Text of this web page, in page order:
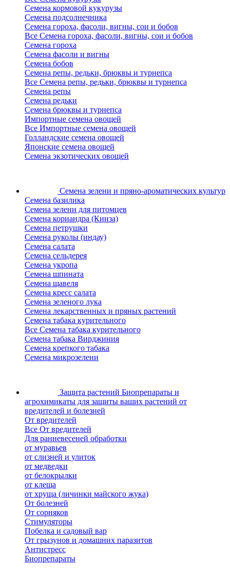
Семена кормовой кукурузы
Семена подсолнечника
Семена гороха, фасоли, вигны, сои и бобов
Все Семена гороха, фасоли, вигны, сои и бобов
Семена гороха
Семена фасоли и вигны
Семена бобов
Семена репы, редьки, брюквы и турнепса
Все Семена репы, редьки, брюквы и турнепса
Семена репы
Семена редьки
Семена брюквы и турнепса
Импортные семена овощей
Все Импортные семена овощей
Голландские семена овощей
Японские семена овощей
Семена экзотических овощей
Семена зелени и пряно-ароматических культур
Семена базилика
Семена зелени для питомцев
Семена кориандра (Кинза)
Семена петрушки
Семена руколы (индау)
Семена салата
Семена сельдерея
Семена укропа
Семена шпината
Семена щавеля
Семена кресс салата
Семена зеленого лука
Семена лекарственных и пряных растений
Семена табака курительного
Все Семена табака курительного
Семена табака Вирджиния
Семена крепкого табака
Семена микрозелени
Защита растений Биопрепараты и
агрохимикаты для защиты ваших растений от
вредителей и болезней
От вредителей
Все От вредителей
Для ранневесеней обработки
от муравьев
от слизней и улиток
от медведки
от белокрылки
от клеща
от хруща (личинки майского жука)
От болезней
От сорняков
Стимуляторы
Побелка и садовый вар
От грызунов и домашних паразитов
Антистресс
Биопрепараты